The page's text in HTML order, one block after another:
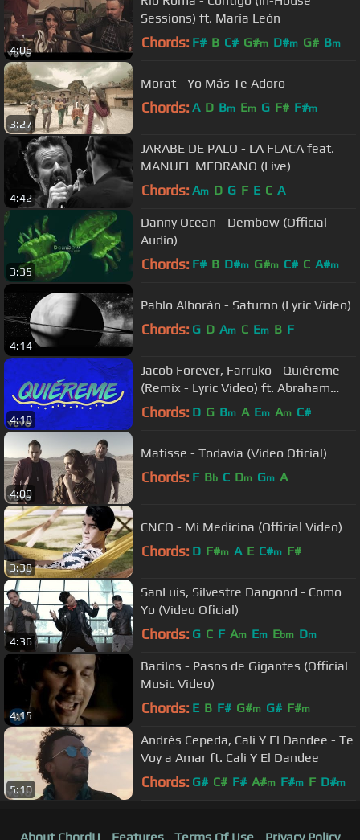
4:06
Sessions) ft. María León
Chords: F# B C# G#m D#m G# Bm
3:27
Morat - Yo Más Te Adoro
Chords: A D Bm Em G F# F#m
4:42
JARABE DE PALO - LA FLACA feat.
MANUEL MEDRANO (Live)
Chords: Am D G F E C A
3:35
Danny Ocean - Dembow (Official
Audio)
Chords: F# B D#m G#m C# C A#m
4:14
Pablo Alborán - Saturno (Lyric Video)
Chords: G D Am C Em B F
4:18
Jacob Forever, Farruko - Quiéreme
(Remix - Lyric Video) ft. Abraham
Mateo, Lary Over
Chords: D G Bm A Em Am C#
4:09
Matisse - Todavía (Video Oficial)
Chords: F Bb C Dm Gm A
3:38
CNCO - Mi Medicina (Official Video)
Chords: D F#m A E C#m F#
4:36
SanLuis, Silvestre Dangond - Como
Yo (Video Oficial)
Chords: G C F Am Em Ebm Dm
4:15
Bacilos - Pasos de Gigantes (Official
Music Video)
Chords: E B F# G#m G# F#m
5:10
Andrés Cepeda, Cali Y El Dandee - Te
Voy a Amar ft. Cali Y El Dandee
Chords: G# C# F# A#m F#m F D#m